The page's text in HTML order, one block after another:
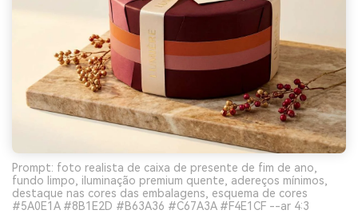
Prompt: foto realista de caixa de presente de fim de ano,
fundo limpo, iluminação premium quente, adereços mínimos,
destaque nas cores das embalagens, esquema de cores
#5A0E1A #8B1E2D #B63A36 #C67A3A #F4E1CF --ar 4:3